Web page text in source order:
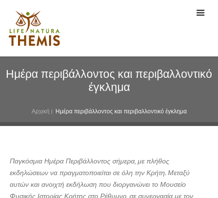
Ημέρα περιβάλλοντος και περιβαλλοντικό
έγκλημα
Αρχική | Ημέρα περιβάλλοντος και περιβαλλοντικό έγκλημα
Παγκόσμια Ημέρα Περιβάλλοντος σήμερα, με πλήθος
εκδηλώσεων να πραγματοποιείται σε όλη την Κρήτη. Μεταξύ
αυτών και ανοιχτή εκδήλωση που διοργανώνει το Μουσείο
Φυσικής Ιστορίας Κρήτης στο Ρέθυμνο, σε συνεργασία με τον